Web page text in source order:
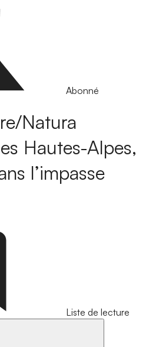
Abonné
Natura
Hautes-Alpes,
l’impasse
Liste de lecture